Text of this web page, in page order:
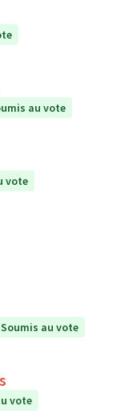
au vote
vote
Soumis au vote
vote